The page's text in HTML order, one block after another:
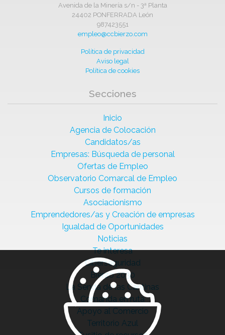
Avenida de la Minería s/n - 3ª Planta
24402 PONFERRADA León
987423551
empleo@ccbierzo.com
Política de privacidad
Aviso legal
Política de cookies
Secciones
Inicio
Agencia de Colocación
Candidatos/as
Empresas: Búsqueda de personal
Ofertas de Empleo
Observatorio Comarcal de Empleo
Cursos de formación
Asociacionismo
Emprendedores/as y Creación de empresas
Igualdad de Oportunidades
Noticias
Te interesa
Ciberseguridad
Bierzo 2030
La Senda de las Cantinas
Comanda en ruta
Apoyo al Comercio
Territorio Azul